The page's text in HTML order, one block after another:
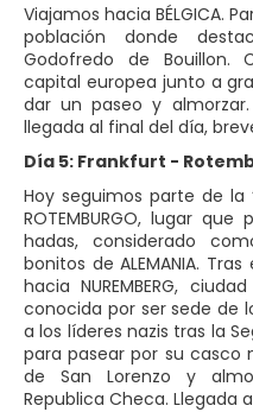
Viajamos hacia BÉLGICA.
población donde
Godofredo de Bouillon.
capital europea junto a
dar un paseo y almorzar.
llegada al final del día,
Día 5: Frankfurt -
Hoy seguimos parte de la
ROTEMBURGO, lugar
hadas, considerado
bonitos de ALEMANIA.
hacia NUREMBERG,
conocida por ser sede de
a los líderes nazis tras la
para pasear por su casco
de San Lorenzo y
Republica Checa. Llegada